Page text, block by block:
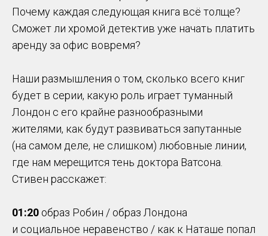
Почему каждая следующая книга всё толще?
Сможет ли хромой детектив уже начать платить
аренду за офис вовремя?
Наши размышления о том, сколько всего книг
будет в серии, какую роль играет туманный
Лондон с его крайне разнообразными
жителями, как будут развиваться запутанные
(на самом деле, не слишком) любовные линии,
где нам мерещится тень доктора Ватсона.
Стивен расскажет:
01:20 образ Робин / образ Лондона
и социальное неравенство / как к Наташе попал